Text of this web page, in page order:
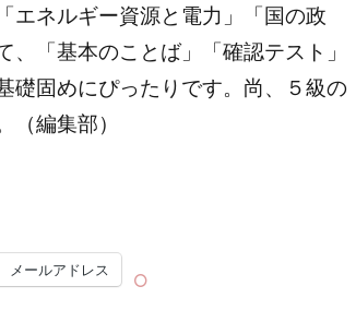
エネルギー資源と電力」「国の政
「基本のことば」「確認テスト」
礎固めにぴったりです。尚、５級の
編集部）
メールアドレス